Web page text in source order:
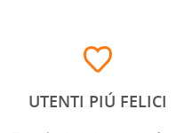
UTENTI PIÚ FELICI